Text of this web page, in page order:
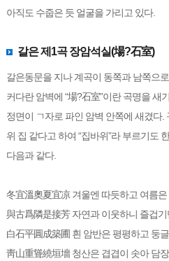
아직도 수줍은 듯 얼굴을 가리고 있다.
갈은 제1곡 장암석실(場?石室)
갈은동문을 지나 계곡이 동쪽과 남쪽으
커다란 암벽에 “場?石室”이란 곡명을 새
정면이 ㄱ자로 파인 암벽 안쪽에 새겼다
위 집 같다고 하여 “집바위”라 부르기도
다음과 같다.
冬宜溫奧夏宜凉 겨울엔 따듯하고 여름은
與古爲隣是接芳 자연과 이웃하니 즐겁
白石平圓成築圃 흰 암반은 평평하고 둥
靑山重聳繞垣墻 청산은 겹겹이 솟아 담